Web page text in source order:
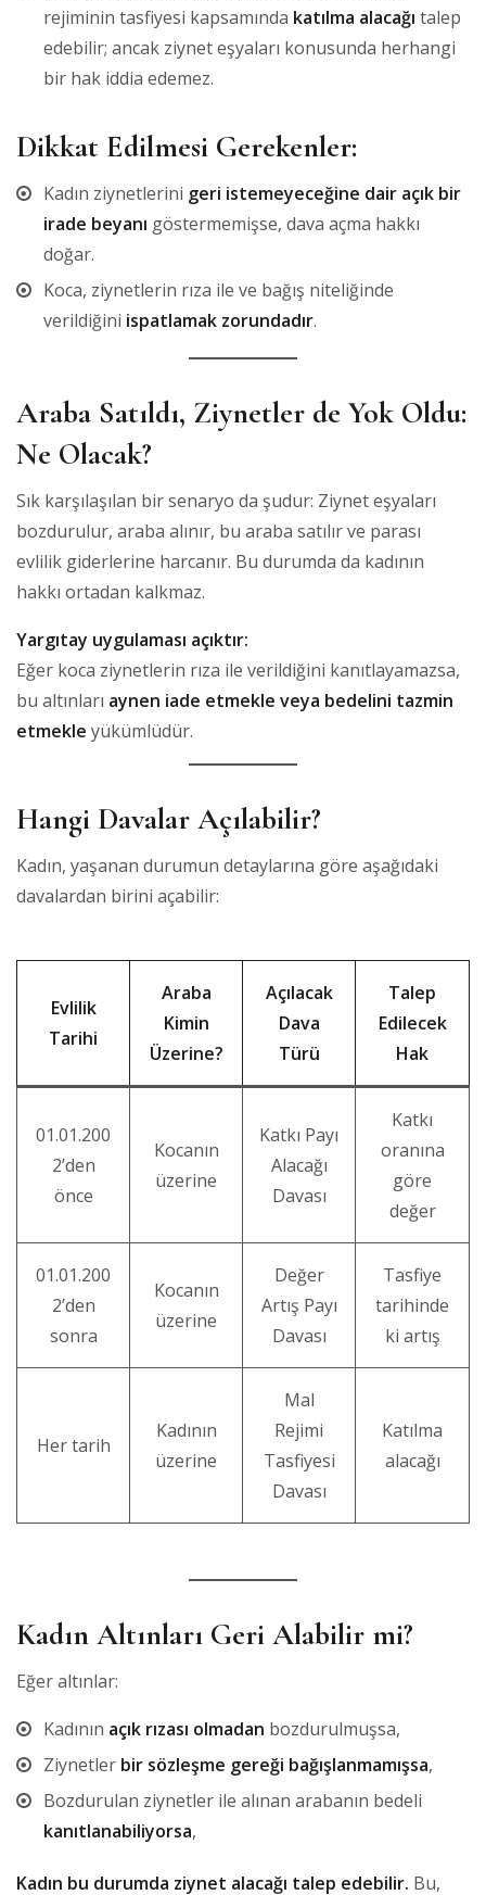
rejiminin tasfiyesi kapsamında katılma alacağı talep
edebilir; ancak ziynet eşyaları konusunda herhangi
bir hak iddia edemez.
Dikkat Edilmesi Gerekenler:
Kadın ziynetlerini geri istemeyeceğine dair açık bir
irade beyanı göstermemişse, dava açma hakkı
doğar.
Koca, ziynetlerin rıza ile ve bağış niteliğinde
verildiğini ispatlamak zorundadır.
Araba Satıldı, Ziynetler de Yok Oldu:
Ne Olacak?
Sık karşılaşılan bir senaryo da şudur: Ziynet eşyaları
bozdurulur, araba alınır, bu araba satılır ve parası
evlilik giderlerine harcanır. Bu durumda da kadının
hakkı ortadan kalkmaz.
Yargıtay uygulaması açıktır:
Eğer koca ziynetlerin rıza ile verildiğini kanıtlayamazsa,
bu altınları aynen iade etmekle veya bedelini tazmin
etmekle yükümlüdür.
Hangi Davalar Açılabilir?
Kadın, yaşanan durumun detaylarına göre aşağıdaki
davalardan birini açabilir:
Evlilik
Tarihi
Araba
Kimin
Üzerine?
Açılacak
Dava
Türü
Talep
Edilecek
Hak
01.01.200
2’den
önce
Kocanın
üzerine
Katkı Payı
Alacağı
Davası
Katkı
oranına
göre
değer
01.01.200
2’den
sonra
Kocanın
üzerine
Değer
Artış Payı
Davası
Tasfiye
tarihinde
ki artış
Her tarih
Kadının
üzerine
Mal
Rejimi
Tasfiyesi
Davası
Katılma
alacağı
Kadın Altınları Geri Alabilir mi?
Eğer altınlar:
Kadının açık rızası olmadan bozdurulmuşsa,
Ziynetler bir sözleşme gereği bağışlanmamışsa,
Bozdurulan ziynetler ile alınan arabanın bedeli
kanıtlanabiliyorsa,
Kadın bu durumda ziynet alacağı talep edebilir. Bu,